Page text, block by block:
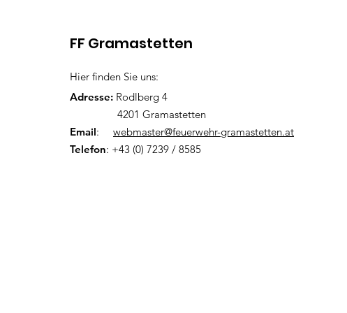
FF Gramastetten
Hier finden Sie uns:
Adresse: Rodlberg 4
4201 Gramastetten
Email: webmaster@feuerwehr-gramastetten.at
Telefon: +43 (0) 7239 / 8585